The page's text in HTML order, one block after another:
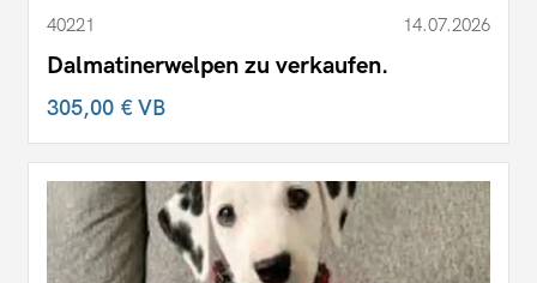
40221 14.07.2026
Dalmatinerwelpen zu verkaufen.
305,00 €VB